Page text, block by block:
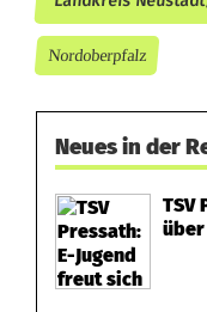
Nordoberpfalz
Neues in der
TSV